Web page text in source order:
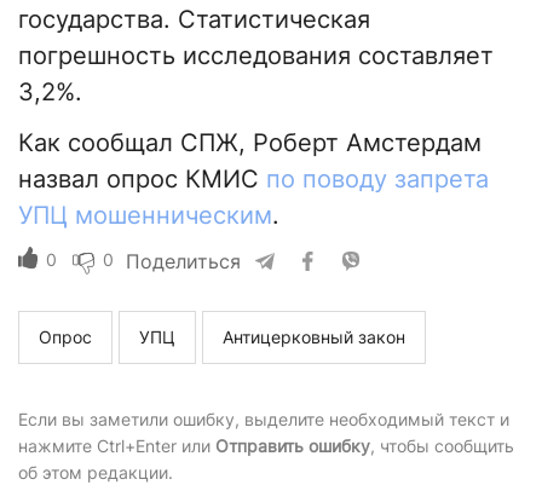
государства. Статистическая
погрешность исследования составляет
3,2%.
Как сообщал СПЖ, Роберт Амстердам
назвал опрос КМИС по поводу запрета
УПЦ мошенническим.
0 0 Поделиться
Опрос УПЦ Антицерковный закон
Если вы заметили ошибку, выделите необходимый текст и
нажмите Ctrl+Enter или Отправить ошибку, чтобы сообщить
об этом редакции.